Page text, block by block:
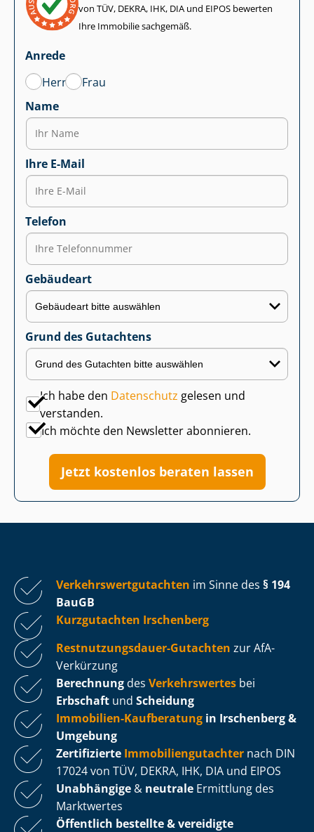
von TÜV, DEKRA, IHK, DIA und EIPOS bewerten
Ihre Immobilie sachgemäß.
Anrede
Herr
Frau
Name
Ihre E-Mail
Telefon
Gebäudeart
Grund des Gutachtens
Ich habe den Datenschutz gelesen und
verstanden.
Ich möchte den Newsletter abonnieren.
Jetzt kostenlos beraten lassen
Ver­kehrs­wert­gut­ach­ten im Sinne des § 194
BauGB
Kurzgutachten Irschenberg
Rest­nut­zungs­dau­er-Gutachten zur AfA-
Verkürzung
Berechnung des Verkehrswertes bei
Erbschaft und Scheidung
Immobilien-Kaufberatung in Irschenberg &
Umgebung
Zertifizierte Im­mo­bi­li­en­gut­ach­ter nach DIN
17024 von TÜV, DEKRA, IHK, DIA und EIPOS
Unabhängige & neutrale Ermittlung des
Marktwertes
Öffentlich bestellte & vereidigte